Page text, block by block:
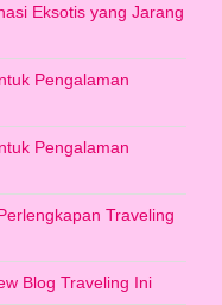
Eksotis yang Jarang
Pengalaman
Pengalaman
Traveling
Blog Traveling Ini